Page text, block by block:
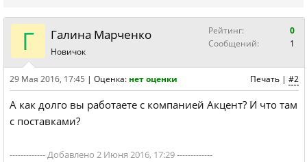
Г Галина Марченко
Новичок
Рейтинг:
0
Сообщений:
1
Печать | #2
29 Мая 2016, 17:45 | Оценка: нет оценки
А как долго вы работаете с компанией Акцент? И что там
с поставками?
------------- Добавлено 2 Июня 2016, 17:29 -------------